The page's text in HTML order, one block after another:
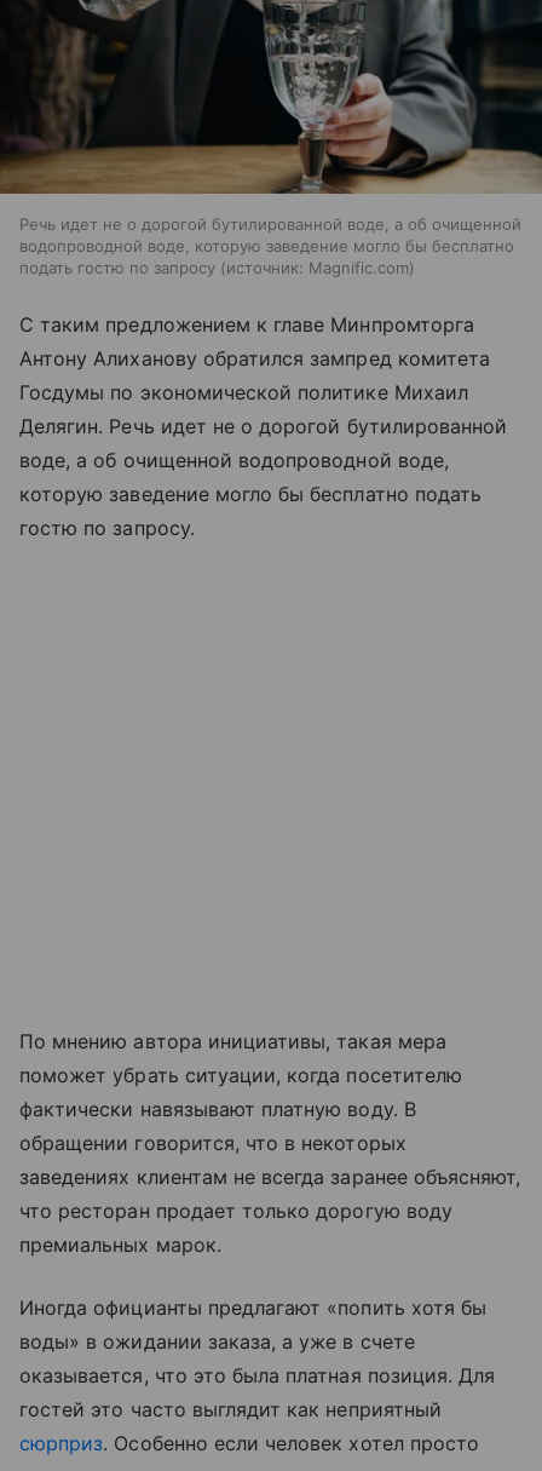
Речь идет не о дорогой бутилированной воде, а об очищенной
водопроводной воде, которую заведение могло бы бесплатно
подать гостю по запросу
источник: Magnific.com
С таким предложением к главе Минпромторга
Антону Алиханову обратился зампред комитета
Госдумы по экономической политике Михаил
Делягин. Речь идет не о дорогой бутилированной
воде, а об очищенной водопроводной воде,
которую заведение могло бы бесплатно подать
гостю по запросу.
По мнению автора инициативы, такая мера
поможет убрать ситуации, когда посетителю
фактически навязывают платную воду. В
обращении говорится, что в некоторых
заведениях клиентам не всегда заранее объясняют,
что ресторан продает только дорогую воду
премиальных марок.
Иногда официанты предлагают «попить хотя бы
воды» в ожидании заказа, а уже в счете
оказывается, что это была платная позиция. Для
гостей это часто выглядит как неприятный
сюрприз. Особенно если человек хотел просто